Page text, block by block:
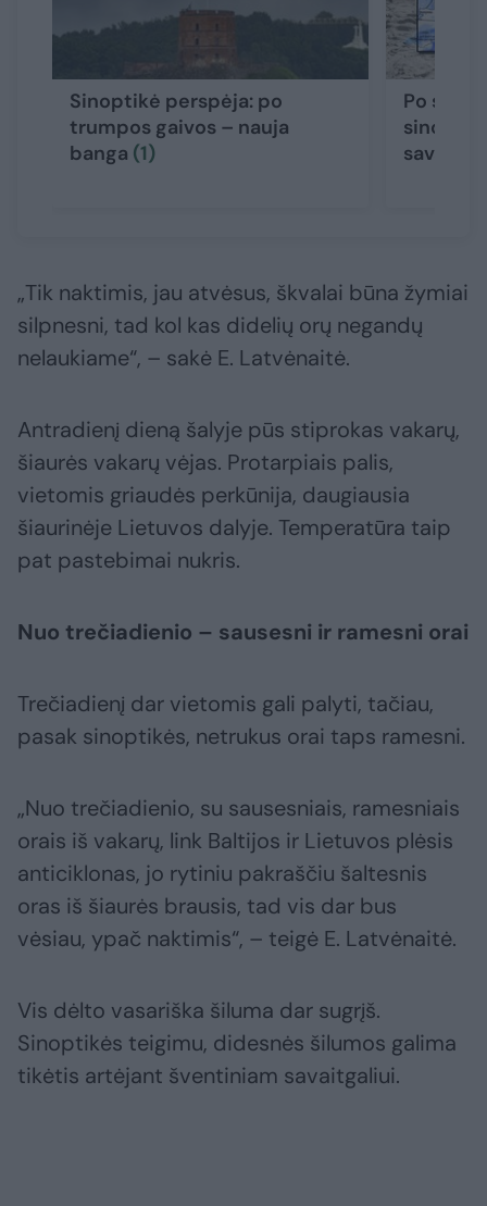
Sinoptikė perspėja: po
trumpos gaivos – nauja
banga (1)
Po
„Tik naktimis, jau atvėsus, škvalai būna žymiai
silpnesni, tad kol kas didelių orų negandų
nelaukiame“, – sakė E. Latvėnaitė.
Antradienį dieną šalyje pūs stiprokas vakarų,
šiaurės vakarų vėjas. Protarpiais palis,
vietomis griaudės perkūnija, daugiausia
šiaurinėje Lietuvos dalyje. Temperatūra taip
pat pastebimai nukris.
Nuo trečiadienio – sausesni ir ramesni orai
Trečiadienį dar vietomis gali palyti, tačiau,
pasak sinoptikės, netrukus orai taps ramesni.
„Nuo trečiadienio, su sausesniais, ramesniais
orais iš vakarų, link Baltijos ir Lietuvos plėsis
anticiklonas, jo rytiniu pakraščiu šaltesnis
oras iš šiaurės brausis, tad vis dar bus
vėsiau, ypač naktimis“, – teigė E. Latvėnaitė.
Vis dėlto vasariška šiluma dar sugrįš.
Sinoptikės teigimu, didesnės šilumos galima
tikėtis artėjant šventiniam savaitgaliui.